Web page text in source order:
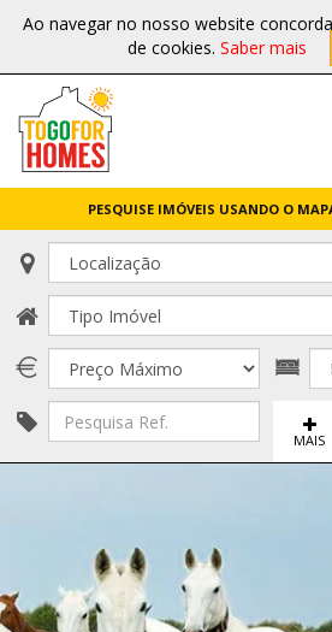
Ao navegar no nosso website
de cookies. Saber mais
PESQUISE IMÓVEIS USANDO O
MAIS